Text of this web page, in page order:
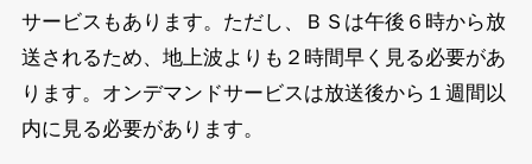
サービスもあります。ただし、ＢＳは午後６時から放
送されるため、地上波よりも２時間早く見る必要があ
ります。オンデマンドサービスは放送後から１週間以
内に見る必要があります。